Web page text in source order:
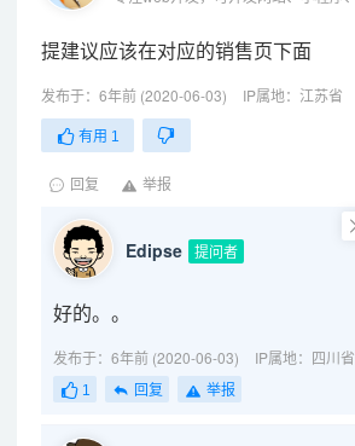
提建议应该在对应的销售页下面
发布于：6年前 (2020-06-03) IP属地：江苏省
有用 1
回复 举报
Edipse 提问者
好的。。
发布于：6年前 (2020-06-03) IP属地：四川省
1 回复 举报